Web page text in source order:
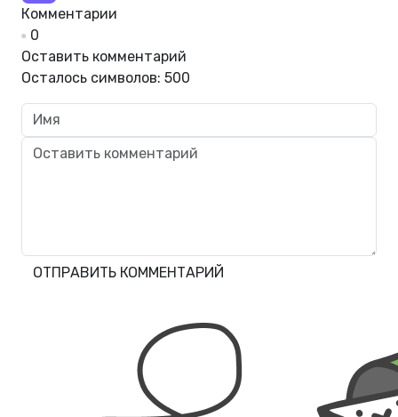
Комментарии
0
Оставить комментарий
Осталось символов: 500
ОТПРАВИТЬ КОММЕНТАРИЙ